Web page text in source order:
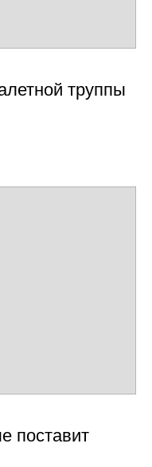
труппы
поставит